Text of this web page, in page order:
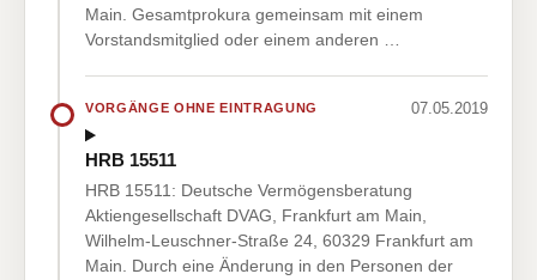
Main. Gesamtprokura gemeinsam mit einem
Vorstandsmitglied oder einem anderen …
VORGÄNGE OHNE EINTRAGUNG 07.05.2019
HRB 15511
HRB 15511: Deutsche Vermögensberatung
Aktiengesellschaft DVAG, Frankfurt am Main,
Wilhelm-Leuschner-Straße 24, 60329 Frankfurt am
Main. Durch eine Änderung in den Personen der